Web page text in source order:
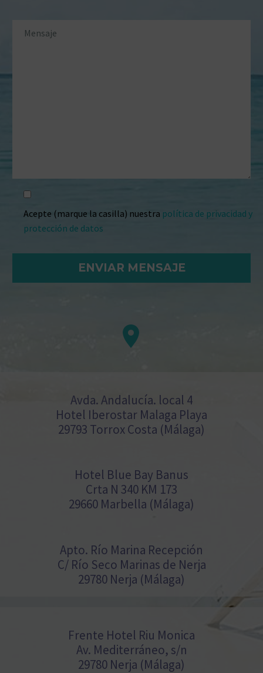
Acepte (marque la casilla) nuestra política de privacidad y
protección de datos


Avda. Andalucía. local 4
Hotel Iberostar Malaga Playa
29793 Torrox Costa (Málaga)
Hotel Blue Bay Banus
Crta N 340 KM 173
29660 Marbella (Málaga)
Apto. Río Marina Recepción
C/ Río Seco Marinas de Nerja
29780 Nerja (Málaga)
Frente Hotel Riu Monica
Av. Mediterráneo, s/n
29780 Nerja (Málaga)